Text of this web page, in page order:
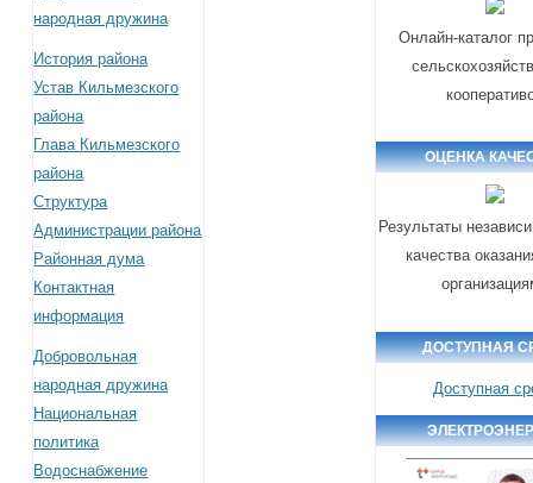
народная дружина
История района
Устав Кильмезского
района
Глава Кильмезского
района
Структура
Администрации района
Районная дума
Контактная
информация
Добровольная
народная дружина
Национальная
политика
Водоснабжение
Онлайн-каталог
ОЦЕНКА
Результаты
качества
ДОСТУПНАЯ
Доступная